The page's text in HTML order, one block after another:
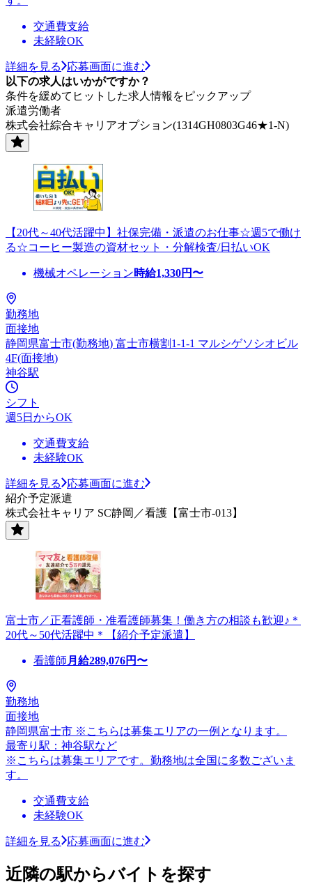
交通費支給
未経験OK
詳細を見る
応募画面に進む
以下の求人はいかがですか？
条件を緩めてヒットした求人情報をピックアップ
派遣労働者
株式会社綜合キャリアオプション(1314GH0803G46★1-N)
【20代～40代活躍中】社保完備・派遣のお仕事☆週5で働け
る☆コーヒー製造の資材セット・分解検査/日払いOK
機械オペレーション時給1,330円〜
勤務地
面接地
静岡県富士市(勤務地) 富士市横割1-1-1 マルシゲソシオビル
4F(面接地)
神谷駅
シフト
週5日からOK
交通費支給
未経験OK
詳細を見る
応募画面に進む
紹介予定派遣
株式会社キャリア SC静岡／看護【富士市-013】
富士市／正看護師・准看護師募集！働き方の相談も歓迎♪＊
20代～50代活躍中＊【紹介予定派遣】
看護師 月給289,076円〜
勤務地
面接地
静岡県富士市 ※こちらは募集エリアの一例となります。
最寄り駅：神谷駅など
※こちらは募集エリアです。勤務地は全国に多数ございま
す。
交通費支給
未経験OK
詳細を見る 応募画面に進む
近隣の駅からバイトを探す